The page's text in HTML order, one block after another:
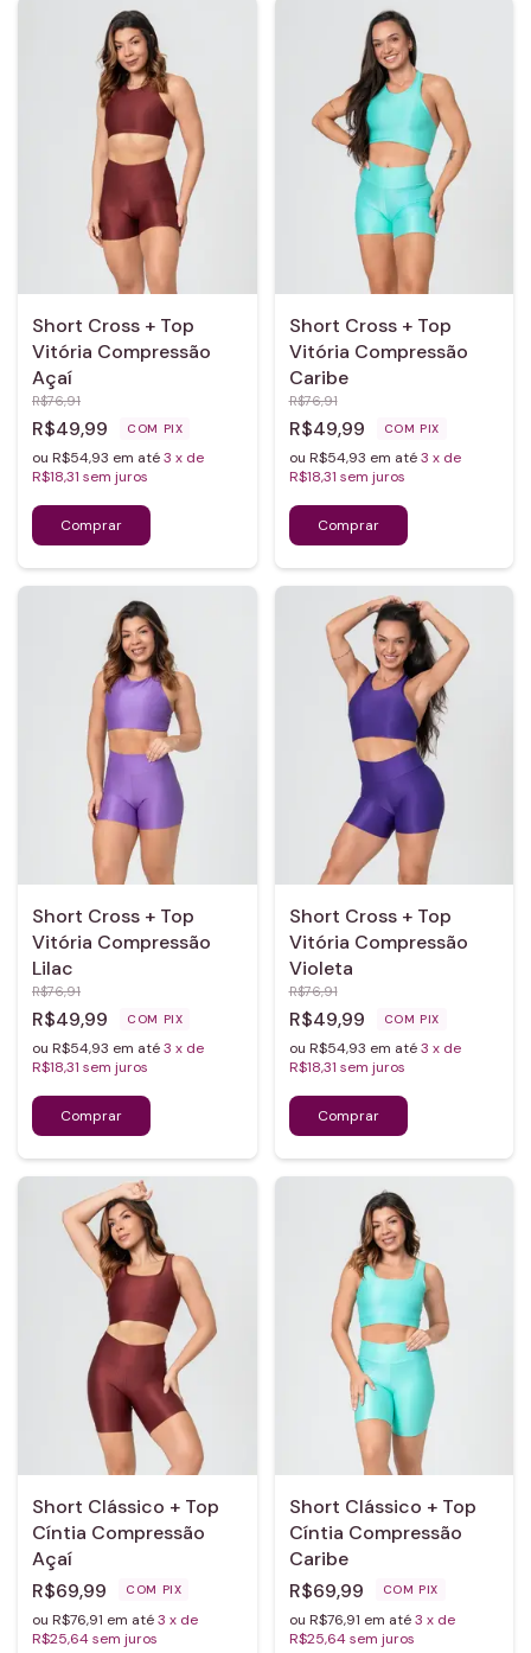
Short Cross + Top
Vitória Compressão
Açaí
R$76,91
R$49,99 COM PIX
ou R$54,93 em até3 x de
R$18,31 sem juros
Short Cross + Top
Vitória Compressão
Caribe
R$76,91
R$49,99 COM PIX
ou R$54,93 em até3 x de
R$18,31 sem juros
Short Cross + Top
Vitória Compressão
Lilac
R$76,91
R$49,99 COM PIX
ou R$54,93 em até3 x de
R$18,31 sem juros
Short Cross + Top
Vitória Compressão
Violeta
R$76,91
R$49,99 COM PIX
ou R$54,93 em até3 x de
R$18,31 sem juros
Short Clássico + Top
Cíntia Compressão
Açaí
R$69,99
COM PIX
ou R$76,91 em até3 x de
R$25,64sem juros
Short Clássico + Top
Cíntia Compressão
Caribe
R$69,99
COM PIX
ou R$76,91 em até3 x de
R$25,64 sem juros